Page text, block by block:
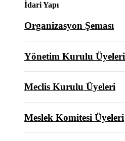
İdari Yapı
Organizasyon Şeması
Yönetim Kurulu Üyeleri
Meclis Kurulu Üyeleri
Meslek Komitesi Üyeleri